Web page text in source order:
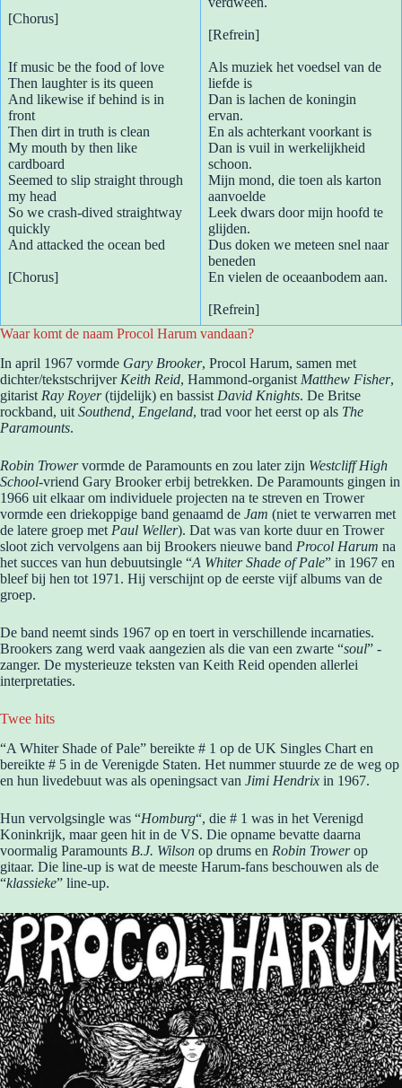
[Chorus]
If music be the food of love
Then laughter is its queen
And likewise if behind is in
front
Then dirt in truth is clean
My mouth by then like
cardboard
Seemed to slip straight through
my head
So we crash-dived straightway
quickly
And attacked the ocean bed
[Chorus]
[Refrein]
Als muziek het voedsel van de
liefde is
Dan is lachen de koningin
ervan.
En als achterkant voorkant is
Dan is vuil in werkelijkheid
schoon.
Mijn mond, die toen als karton
aanvoelde
Leek dwars door mijn hoofd te
glijden.
Dus doken we meteen snel naar
beneden
En vielen de oceaanbodem aan.
[Refrein]
Waar komt de naam Procol Harum vandaan?
In april 1967 vormde Gary Brooker, Procol Harum, samen met
dichter/tekstschrijver Keith Reid, Hammond-organist Matthew Fisher,
gitarist Ray Royer(tijdelijk) en bassist David Knights. De Britse
rockband, uit Southend, Engeland, trad voor het eerst op als The
Paramounts.
Robin Trowervormde de Paramounts en zou later zijn Westcliff High
School-vriend Gary Brooker erbij betrekken. De Paramounts gingen in
1966 uit elkaar om individuele projecten na te streven en Trower
vormde een driekoppige band genaamd de Jam (niet te verwarren met
de latere groep met Paul Weller). Dat was van korte duur en Trower
sloot zich vervolgens aan bij Brookers nieuwe band Procol Harum na
het succes van hun debuutsingle “A Whiter Shade of Pale” in 1967 en
bleef bij hen tot 1971. Hij verschijnt op de eerste vijf albums van de
groep.
De band neemt sinds 1967 op en toert in verschillende incarnaties.
Brookers zang werd vaak aangezien als die van een zwarte “soul” -
zanger. De mysterieuze teksten van Keith Reid openden allerlei
interpretaties.
Twee hits
“A Whiter Shade of Pale” bereikte # 1 op de UK Singles Chart en
bereikte # 5 in de Verenigde Staten. Het nummer stuurde ze de weg op
en hun livedebuut was als openingsact van Jimi Hendrix in 1967.
Hun vervolgsingle was “Homburg“, die # 1 was in het Verenigd
Koninkrijk, maar geen hit in de VS. Die opname bevatte daarna
voormalig Paramounts B.J. Wilson op drums en Robin Trowerop
gitaar. Die line-up is wat de meeste Harum-fans beschouwen als de
“klassieke” line-up.